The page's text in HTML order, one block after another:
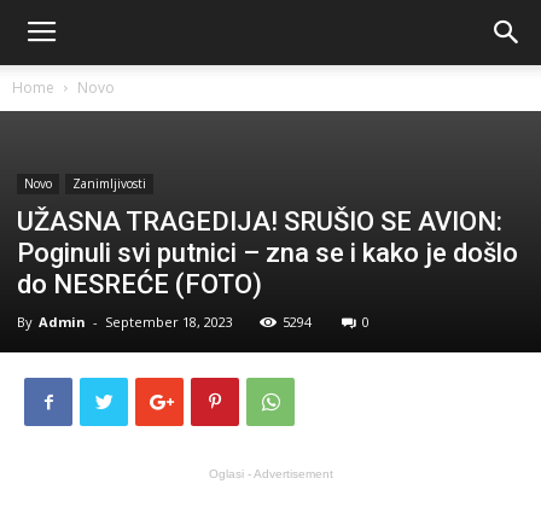
Home Novo
Novo Zanimljivosti
UŽASNA TRAGEDIJA! SRUŠIO SE AVION:
Poginuli svi putnici – zna se i kako je došlo
do NESREĆE (FOTO)
By Admin - September 18, 2023 5294 0
Oglasi - Advertisement